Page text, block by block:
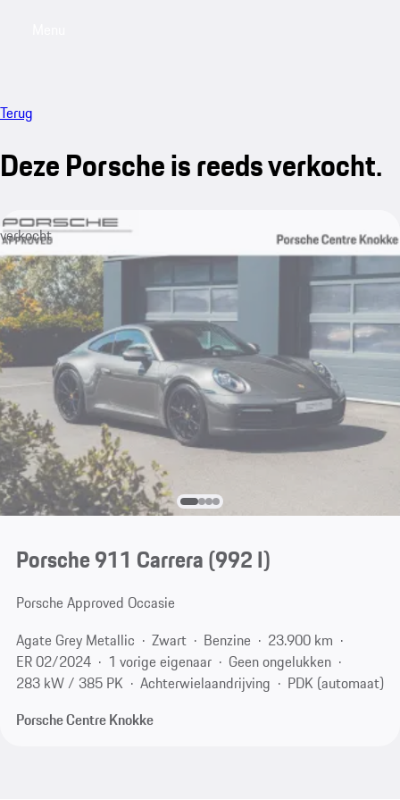
Terug
Deze Porsche is reeds verkocht.
verkocht
Porsche 911 Carrera(992 I)
Porsche Approved Occasie
Agate Grey Metallic
Zwart Benzine
23.900 km
ER 02/2024
1 vorige eigenaar
Geen ongelukken
283 kW / 385 PK
Achterwielaandrijving
PDK (automaat)
Porsche Centre Knokke